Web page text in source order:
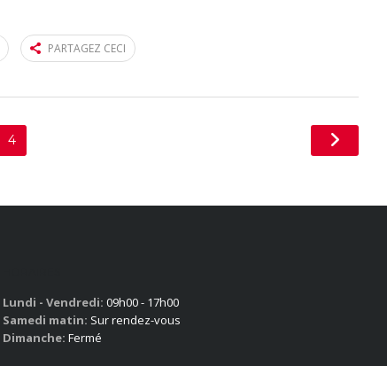
PARTAGEZ CECI
4
Lundi - Vendredi: 09h00 - 17h00
Samedi matin: Sur rendez-vous
Dimanche: Fermé